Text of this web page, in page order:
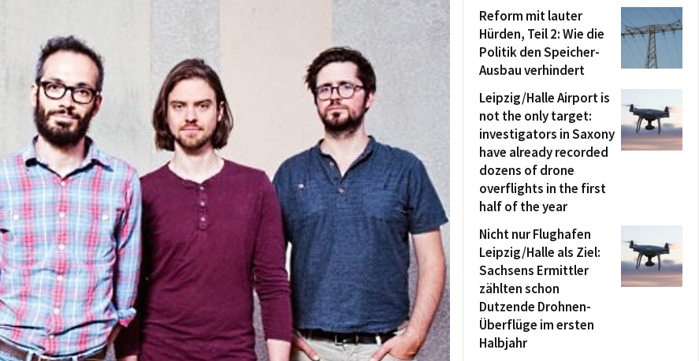
Reform mit lauter
Hürden, Teil 2: Wie die
Politik den Speicher-
Ausbau verhindert
Leipzig/Halle Airport is
not the only target:
investigators in Saxony
have already recorded
dozens of drone
overflights in the first
half of the year
Nicht nur Flughafen
Leipzig/Halle als Ziel:
Sachsens Ermittler
zählten schon
Dutzende Drohnen-
Überflüge im ersten
Halbjahr